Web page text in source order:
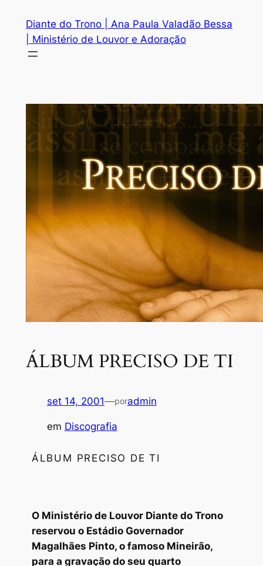
Diante do Trono | Ana Paula Valadão Bessa
| Ministério de Louvor e Adoração
ÁLBUM PRECISO DE TI
set 14, 2001—poradmin
em Discografia
ÁLBUM PRECISO DE TI
O Ministério de Louvor Diante do Trono
reservou o Estádio Governador
Magalhães Pinto, o famoso Mineirão,
para a gravação do seu quarto